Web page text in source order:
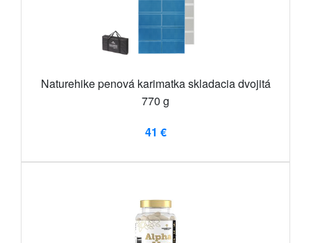
Naturehike penová karimatka skladacia dvojitá
770 g
41 €